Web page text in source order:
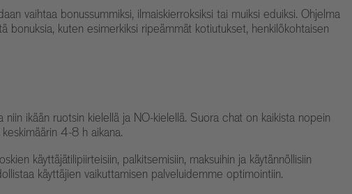
vaihtaa bonussummiksi, ilmaiskierroksiksi tai muiksi eduiksi. Ohjelma
bonuksia, kuten esimerkiksi ripeämmät kotiutukset, henkilökohtaisen
ikään ruotsin kielellä ja NO-kielellä. Suora chat on kaikista nopein
4-8 h aikana.
käyttäjätilipiirteisiin, palkitsemisiin, maksuihin ja käytännöllisiin
käyttäjien vaikuttamisen palveluidemme optimointiin.